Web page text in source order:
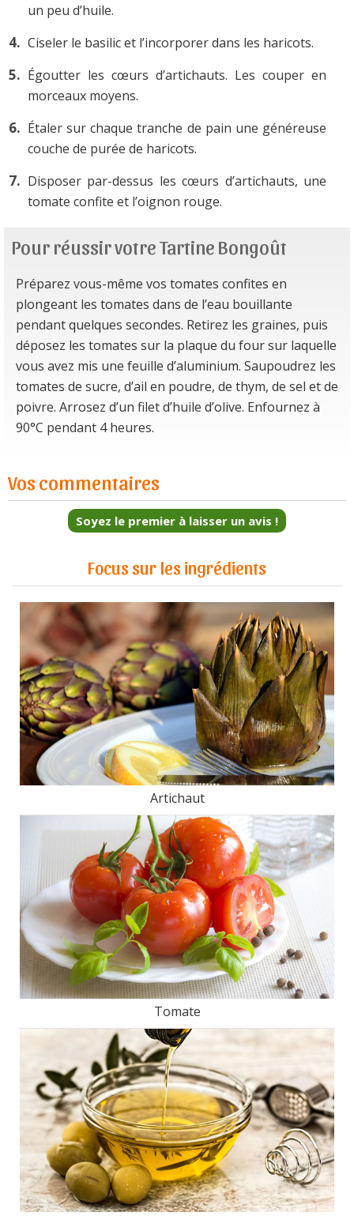
un peu d’huile.
Ciseler le basilic et l’incorporer dans les haricots.
Égoutter les cœurs d’artichauts. Les couper en
morceaux moyens.
Étaler sur chaque tranche de pain une généreuse
couche de purée de haricots.
Disposer par-dessus les cœurs d’artichauts, une
tomate confite et l’oignon rouge.
Pour réussir votre Tartine Bongoût
Préparez vous-même vos tomates confites en
plongeant les tomates dans de l’eau bouillante
pendant quelques secondes. Retirez les graines, puis
déposez les tomates sur la plaque du four sur laquelle
vous avez mis une feuille d’aluminium. Saupoudrez les
tomates de sucre, d’ail en poudre, de thym, de sel et de
poivre. Arrosez d’un filet d’huile d’olive. Enfournez à
90°C pendant 4 heures.
Vos commentaires
Soyez le premier à laisser un avis !
Focus sur les ingrédients
Artichaut
Tomate